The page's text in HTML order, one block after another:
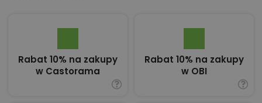
Rabat 10% na zakupy
w Castorama
Rabat 10% na zakupy
w OBI